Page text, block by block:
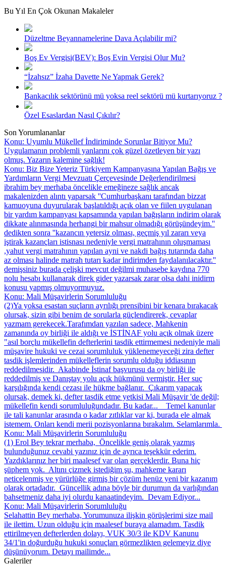
Bu Yıl En Çok Okunan Makaleler
Düzeltme Beyannamelerine Dava Açılabilir mi?
Boş Ev Vergisi(BEV): Boş Evin Vergisi Olur Mu?
“İzahsız” İzaha Davette Ne Yapmak Gerek?
Bankacılık sektörünü mü yoksa reel sektörü mü kurtarıyoruz ?
Özel Esaslardan Nasıl Çıkılır?
Son Yorumlananlar
Konu: Uyumlu Mükellef İndiriminde Sorunlar Bitiyor Mu?
Uygulamanın problemli yanlarını çok güzel özetleyen bir yazı
olmuş. Yazarın kalemine sağlık!
Konu: Biz Bize Yeteriz Türkiyem Kampanyasına Yapılan Bağış ve
Yardımların Vergi Mevzuatı Çerçevesinde Değerlendirilmesi
ibrahim bey merhaba öncelikle emeğineze sağlık ancak
makalenizden alıntı yaparsak ''Cumhurbaşkanı tarafından bizzat
kamuoyuna duyurularak başlatıldığı açık olan ve fiilen uygulanan
bir yardım kampanyası kapsamında yapılan bağışların indirim olarak
dikkate alınmasında herhangi bir mahsur olmadığı görüşündeyim.''
dedikten sonra ''kazancın yetersiz olması, geçmiş yıl zararı veya
iştirak kazançları istisnası nedeniyle vergi matrahının oluşmaması
,yahut vergi matrahının yapılan ayni ve nakdi bağış tutarında daha
az olması halinde matrah tutarı kadar indirimden faydalanılacaktır.''
demişsiniz burada çelişki mevcut değilmi muhasebe kaydına 770
nolu hesabı kullanarak direk gider yazarsak zarar olsa dahi inidirm
konusu yapmış olmuyormuyuz.
Konu: Mali Müşavirlerin Sorumluluğu
(2)Ya yoksa esastan suçların ayrılığı prensibini bir kenara bırakacak
olursak, sizin gibi benim de sorularla güçlendirerek, cevaplar
yazmam gerekecek.Tarafımdan yazılan sadece, Mahkenin
zamanında oy birliği ile aldığı ve İSTİNAF yolu açık olmak üzere
"asıl borçlu mükellefin defterlerini tasdik ettirmemesi nedeniyle mali
müşavire hukuki ve cezai sorumluluk yüklenemeyeceği zira defter
tasdik işlemlerinden mükelleflerin sorumlu olduğu iddiasının
reddedilmesidir. Akabinde İstinaf başvurusu da oy birliği ile
reddedilmiş ve Danıştay yolu açık hükmünü vermiştir. Her suç
karşılığında kendi cezası ile hükme bağlanır. Çıkarım yapacak
olursak, demek ki, defter tasdik etme yetkisi Mali Müşavir 'de değil;
mükellefin kendi sorumluluğundadır. Bu kadar... Temel kanunlar
ile tali kanunlar arasında o kadar zıtlıklar var ki, burada ele almak
istemem. Onları kendi merii pozisyonlarına bırakalım. Selamlarımla.
Konu: Mali Müşavirlerin Sorumluluğu
(1) Erol Bey tekrar merhaba, Öncelikle geniş olarak yazmış
bulunduğunuz cevabi yazınız için de ayrıca teşekkür ederim.
Yazdıklarınız her biri maalesef var olan gerçeklerdir. Buna hiç
şüphem yok. Altını çizmek istediğim şu, mahkeme kararı
neticelenmiş ve yürürlüğe girmiş bir çözüm henüz yeni bir kazanım
olarak ortadadır. Güncellik adına böyle bir durumun da varlığından
bahsetmeniz daha iyi olurdu kanaatindeyim. Devam Ediyor...
Konu: Mali Müşavirlerin Sorumluluğu
Selahattin Bey merhaba, Yorumunuza ilişkin görüşlerimi size mail
ile ilettim. Uzun olduğu için maalesef buraya alamadım. Tasdik
ettirilmeyen defterlerden dolayı, VUK 30/3 ile KDV Kanunu
34/1'in doğurduğu hukuki sonuçları görmezlikten gelemeyiz diye
düşünüyorum. Detayı mailimde...
Galeriler